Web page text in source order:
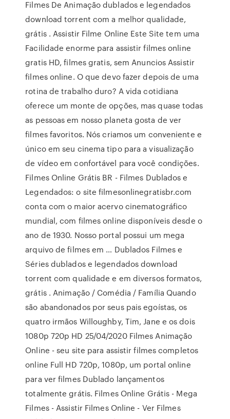
Filmes De Animação dublados e legendados
download torrent com a melhor qualidade,
grátis . Assistir Filme Online Este Site tem uma
Facilidade enorme para assistir filmes online
gratis HD, filmes gratis, sem Anuncios Assistir
filmes online. O que devo fazer depois de uma
rotina de trabalho duro? A vida cotidiana
oferece um monte de opções, mas quase todas
as pessoas em nosso planeta gosta de ver
filmes favoritos. Nós criamos um conveniente e
único em seu cinema tipo para a visualização
de vídeo em confortável para você condições.
Filmes Online Grátis BR - Filmes Dublados e
Legendados: o site filmesonlinegratisbr.com
conta com o maior acervo cinematográfico
mundial, com filmes online disponíveis desde o
ano de 1930. Nosso portal possui um mega
arquivo de filmes em … Dublados Filmes e
Séries dublados e legendados download
torrent com qualidade e em diversos formatos,
grátis . Animação / Comédia / Família Quando
são abandonados por seus pais egoístas, os
quatro irmãos Willoughby, Tim, Jane e os dois
1080p 720p HD 25/04/2020 Filmes Animação
Online - seu site para assistir filmes completos
online Full HD 720p, 1080p, um portal online
para ver filmes Dublado lançamentos
totalmente grátis. Filmes Online Grátis - Mega
Filmes - Assistir Filmes Online - Ver Filmes